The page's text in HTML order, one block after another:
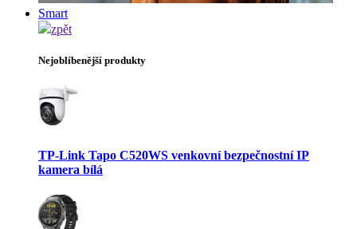
Smart
zpět
Nejoblíbenější produkty
TP-Link Tapo C520WS venkovní bezpečnostní IP
kamera bílá